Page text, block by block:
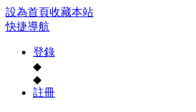
設為首頁收藏本站
快捷導航
登錄
◆
◆
註冊